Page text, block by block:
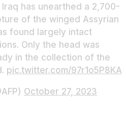
Iraq has unearthed a 2,700-
of the winged Assyrian
found largely intact
Only the head was
in the collection of the
pic.twitter.com/97r1o5P8KA
October 27, 2023